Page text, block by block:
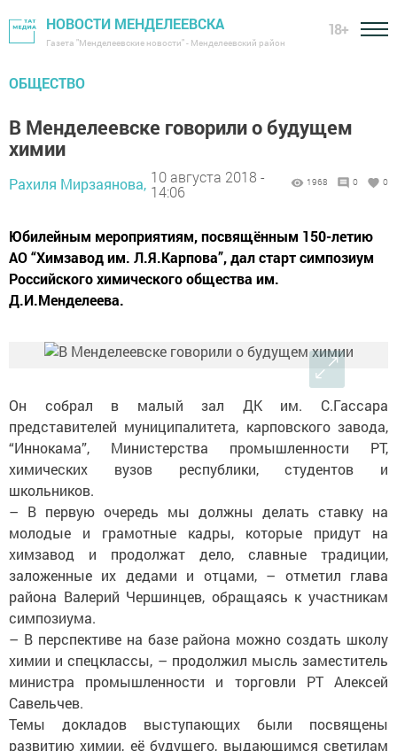
НОВОСТИ МЕНДЕЛЕЕВСКА
Газета "Менделеевские новости" - Менделеевский район
18+
ОБЩЕСТВО
В Менделеевске говорили о будущем
химии
Рахиля Мирзаянова, 10 августа 2018 -
14:06
1968 0 0
Юбилейным мероприятиям, посвящённым 150-летию
АО “Химзавод им. Л.Я.Карпова”, дал старт симпозиум
Российского химического общества им.
Д.И.Менделеева.
Он собрал в малый зал ДК им. С.Гассара
представителей муниципалитета, карповского завода,
“Иннокама”, Министерства промышленности РТ,
химических вузов республики, студентов и
школьников.
– В первую очередь мы должны делать ставку на
молодые и грамотные кадры, которые придут на
химзавод и продолжат дело, славные традиции,
заложенные их дедами и отцами, – отметил глава
района Валерий Чершинцев, обращаясь к участникам
симпозиума.
– В перспективе на базе района можно создать школу
химии и спецклассы, – продолжил мысль заместитель
министра промышленности и торговли РТ Алексей
Савельчев.
Темы докладов выступающих были посвящены
развитию химии, её будущего, выдающимся светилам